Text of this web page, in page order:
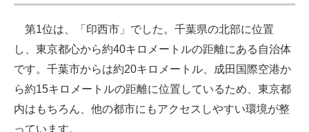
ちょっと気になるネットの話題
第1位は、「印西市」でした。千葉県の北部に位置
し、東京都心から約40キロメートルの距離にある自治体
です。千葉市からは約20キロメートル、成田国際空港か
ら約15キロメートルの距離に位置しているため、東京都
内はもちろん、他の都市にもアクセスしやすい環境が整
っています。